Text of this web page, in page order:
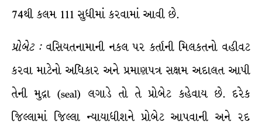
74થી કલમ 111 સુધીમાં કરવામાં આવી છે.
પ્રોબેટ:વસિયતનામાની નકલ પર કર્તાની મિલકતનો વહીવટ
કરવા માટેનો અધિકાર અને પ્રમાણપત્ર સક્ષમ અદાલત આપી
તેની મુદ્રા (seal) લગાડે તો તે પ્રોબેટ કહેવાય છે. દરેક
જિલ્લામાં જિલ્લા ન્યાયાધીશને પ્રોબેટ આપવાની અને રદ